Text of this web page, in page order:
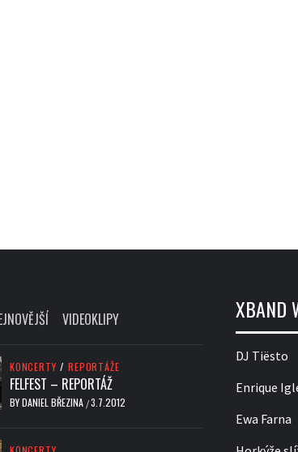
VIDEOKLIPY
KONCERTY / REPORTÁŽE
FELFEST – REPORTÁŽ
BYDANIEL BŘEZINA /3.7.2012
XBAND
DJ Tiësto
Enrique
Ewa Farna